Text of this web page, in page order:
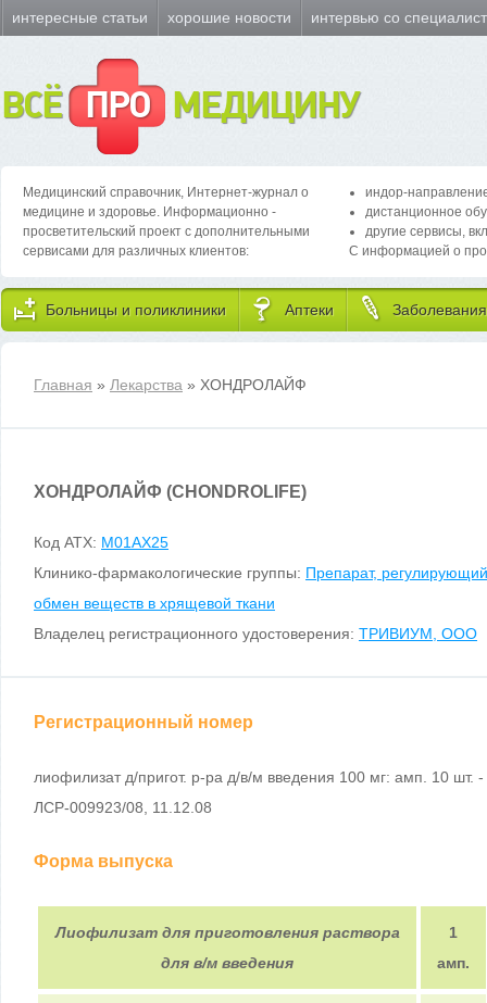
интересные статьи хорошие новости интервью со
ВСЁ ПРО МЕДИЦИНУ
Медицинский справочник, Интернет-журнал о
медицине и здоровье. Информационно -
просветительский проект с дополнительными
сервисами для различных клиентов:
индор-
дистанционное
другие сервисы,
С информацией о
Больницы и поликлиники Аптеки Заболевания
Главная » Лекарства » ХОНДРОЛАЙФ
ХОНДРОЛАЙФ (CHONDROLIFE)
Код ATX: M01AX25
Клинико-фармакологические группы: Препарат, регулирующий
обмен веществ в хрящевой ткани
Владелец регистрационного удостоверения: ТРИВИУМ, ООО
Регистрационный номер
лиофилизат д/пригот. р-ра д/в/м введения 100 мг: амп. 10 шт. -
ЛСР-009923/08, 11.12.08
Форма выпуска
Лиофилизат для приготовления раствора
для в/м введения
1
амп.